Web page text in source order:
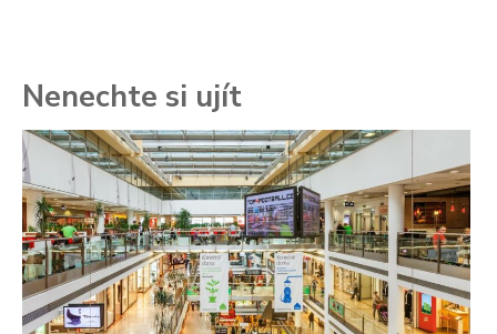
Nenechte si ujít